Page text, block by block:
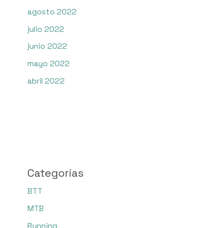
agosto 2022
julio 2022
junio 2022
mayo 2022
abril 2022
Categorías
BTT
MTB